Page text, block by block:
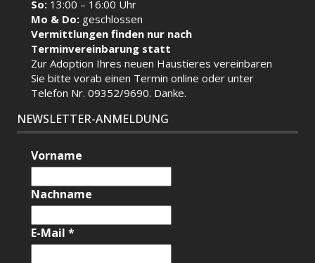
So: 13:00 – 16:00 Uhr
Mo & Do: geschlossen
Vermittlungen finden nur nach
Terminvereinbarung statt
Zur Adoption Ihres neuen Haustieres vereinbaren
Sie bitte vorab einen Terminonline oder unter
Telefon Nr. 09352/9690. Danke.
NEWSLETTER-ANMELDUNG
Vorname
Nachname
E-Mail*